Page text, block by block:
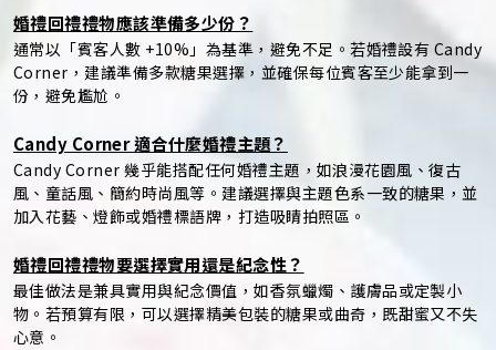
婚禮回禮禮物應該準備多少份？
通常以「賓客人數 +10%」為基準，避免不足。若婚禮設有 Candy
Corner，建議準備多款糖果選擇，並確保每位賓客至少能拿到一
份，避免尷尬。
Candy Corner 適合什麼婚禮主題？
Candy Corner 幾乎能搭配任何婚禮主題，如浪漫花園風、復古
風、童話風、簡約時尚風等。建議選擇與主題色系一致的糖果，並
加入花藝、燈飾或婚禮標語牌，打造吸睛拍照區。
婚禮回禮禮物要選擇實用還是紀念性？
最佳做法是兼具實用與紀念價值，如香氛蠟燭、護膚品或定製小
物。若預算有限，可以選擇精美包裝的糖果或曲奇，既甜蜜又不失